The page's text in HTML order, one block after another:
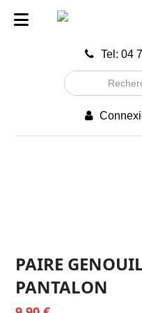
Tel: 04
Rechercher
PAIRE
PANTALON